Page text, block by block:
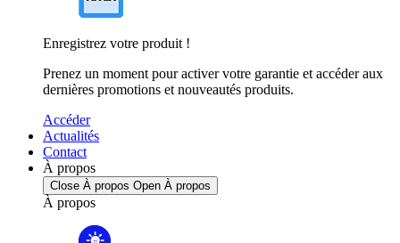
Enregistrez votre produit !
Prenez un moment pour activer votre garantie et accéder aux
dernières promotions et nouveautés produits.
Accéder
Actualités
Contact
À propos
Close À propos Open À propos
À propos